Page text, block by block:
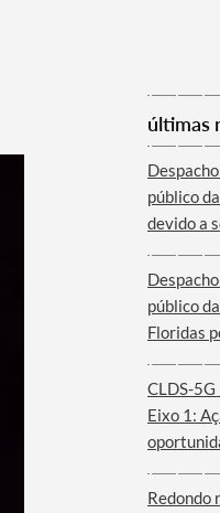
últimas
público
devido a
público
Floridas
CLDS-5G
Eixo 1:
Paulo –
Redondo